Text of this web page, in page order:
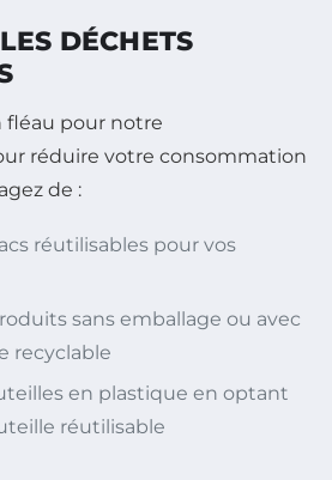
DÉCHETS
fléau pour notre
réduire votre consommation
de :
réutilisables pour vos
sans emballage ou avec
recyclable
en plastique en optant
réutilisable